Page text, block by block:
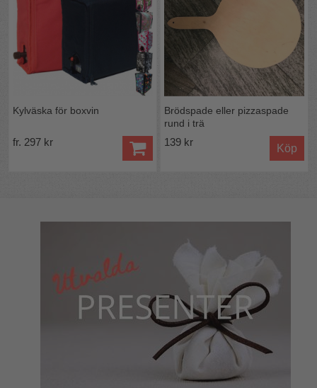
Kylväska för boxvin
fr. 297 kr
Brödspade eller pizzaspade
rund i trä
139 kr
Köp